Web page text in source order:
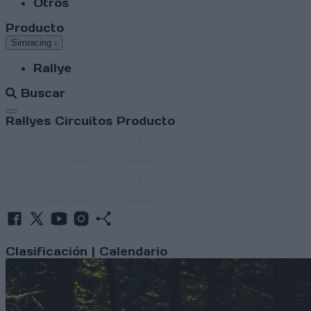
Otros
Producto
Simracing ›
Rallye
Buscar
Abrir menú
Rallyes Circuitos Producto
Clasificación | Calendario